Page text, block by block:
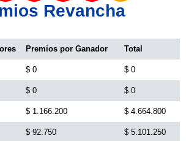
Tarde
Tarde
Revancha
Premios por Ganador Total
$ 0 $ 0
$ 0 $ 0
$ 1.166.200 $ 4.664.800
$ 92.750 $ 5.101.250